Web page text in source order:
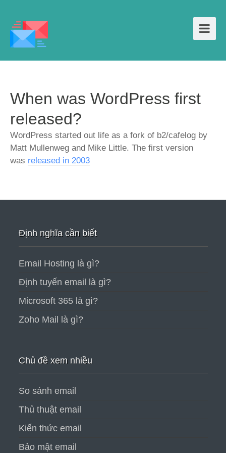
When was WordPress first
released?
WordPress started out life as a fork of b2/cafelog by
Matt Mullenweg and Mike Little. The first version
was released in 2003
Định nghĩa cần biết
Email Hosting là gì?
Định tuyến email là gì?
Microsoft 365 là gì?
Zoho Mail là gì?
Chủ đề xem nhiều
So sánh email
Thủ thuật email
Kiến thức email
Bảo mật email